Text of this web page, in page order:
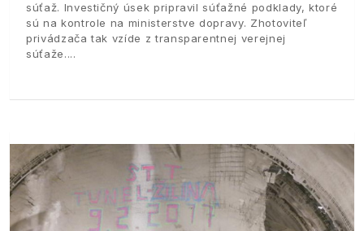
súťaž. Investičný úsek pripravil súťažné podklady, ktoré
sú na kontrole na ministerstve dopravy. Zhotoviteľ
privádzača tak vzíde z transparentnej verejnej
súťaže.